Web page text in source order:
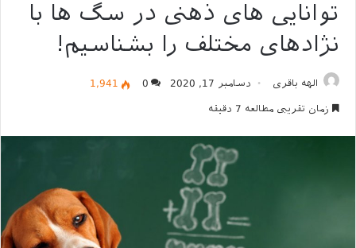
توانایی های ذهنی در سگ ها با
نژادهای مختلف را بشناسیم!
الهه باقری دسامبر 17, 2020 0
1,941
زمان تقریبی مطالعه 7 دقیقه